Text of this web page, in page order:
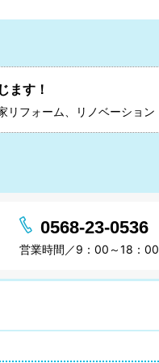
ます！
リフォーム、リノベーション
0568-23-0536
営業時間／9：00～18：00